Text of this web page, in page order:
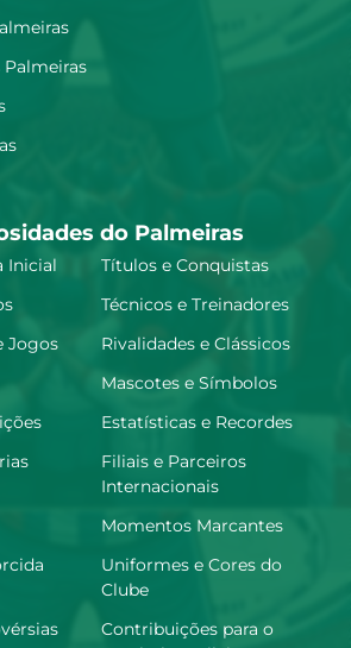
Palmeiras
do Palmeiras
Inicial
Títulos e Conquistas
Técnicos e Treinadores
Jogos
Rivalidades e Clássicos
Mascotes e Símbolos
Estatísticas e Recordes
Filiais e Parceiros
Internacionais
Momentos Marcantes
Uniformes e Cores do
Clube
Contribuições para o